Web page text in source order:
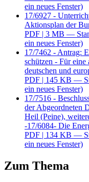
ein neues Fenster)
17/6927 -
Aktionsplan der
PDF | 3 MB —
ein neues Fenster)
17/7462 - Antrag:
schützen - Für
deutschen und
PDF | 145 KB —
ein neues Fenster)
17/7516 -
der Abgeordneten
Heil (Peine),
-17/6084- Die
PDF | 134 KB —
ein neues Fenster)
Zum Thema